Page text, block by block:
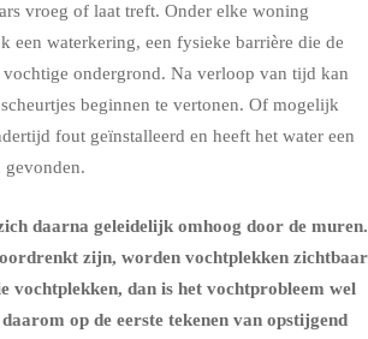
vroeg of laat treft. Onder elke woning
een waterkering, een fysieke barrière die de
ondergrond. Na verloop van tijd kan
beginnen te vertonen. Of mogelijk
fout geïnstalleerd en heeft het water een
gevonden.
daarna geleidelijk omhoog door de muren.
zijn, worden vochtplekken zichtbaar
vochtplekken, dan is het vochtprobleem wel
op de eerste tekenen van opstijgend